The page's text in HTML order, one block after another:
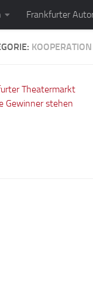
Frankfurter
KOOPERATION